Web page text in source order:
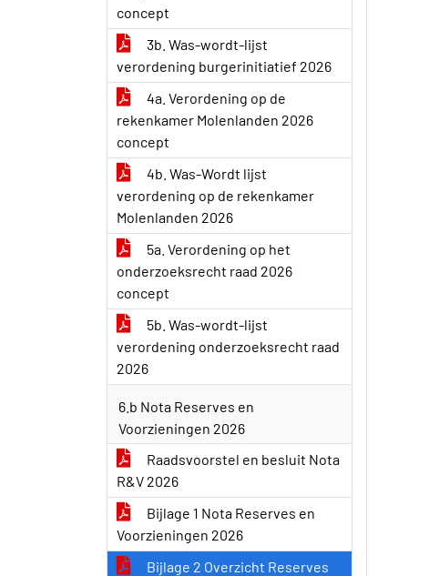
concept
3b. Was-wordt-lijst
verordening burgerinitiatief 2026
4a. Verordening op de
rekenkamer Molenlanden 2026
concept
4b. Was-Wordt lijst
verordening op de rekenkamer
Molenlanden 2026
5a. Verordening op het
onderzoeksrecht raad 2026
concept
5b. Was-wordt-lijst
verordening onderzoeksrecht raad
2026
6.b Nota Reserves en
Voorzieningen 2026
Raadsvoorstel en besluit Nota
R&V 2026
Bijlage 1 Nota Reserves en
Voorzieningen 2026
Bijlage 2 Overzicht Reserves